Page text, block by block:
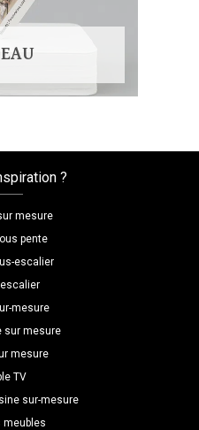
?
mesure
pente
escalier
mesure
sur mesure
mesure
TV
sur-mesure
meubles